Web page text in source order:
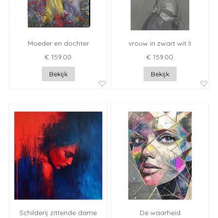
Moeder en dochter
€ 159.00
Bekijk
vrouw in zwart wit II
€ 159.00
Bekijk
Schilderij zittende dame
De waarheid